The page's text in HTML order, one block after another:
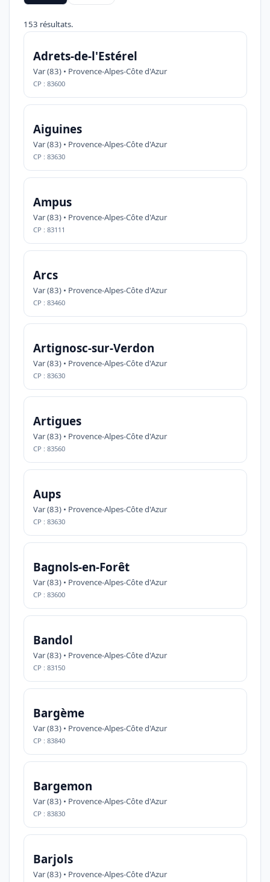
153 résultats.
Adrets-de-l'Estérel
Var (83) • Provence-Alpes-Côte d'Azur
CP : 83600
Aiguines
Var (83) • Provence-Alpes-Côte d'Azur
CP : 83630
Ampus
Var (83) • Provence-Alpes-Côte d'Azur
CP : 83111
Arcs
Var (83) • Provence-Alpes-Côte d'Azur
CP : 83460
Artignosc-sur-Verdon
Var (83) • Provence-Alpes-Côte d'Azur
CP : 83630
Artigues
Var (83) • Provence-Alpes-Côte d'Azur
CP : 83560
Aups
Var (83) • Provence-Alpes-Côte d'Azur
CP : 83630
Bagnols-en-Forêt
Var (83) • Provence-Alpes-Côte d'Azur
CP : 83600
Bandol
Var (83) • Provence-Alpes-Côte d'Azur
CP : 83150
Bargème
Var (83) • Provence-Alpes-Côte d'Azur
CP : 83840
Bargemon
Var (83) • Provence-Alpes-Côte d'Azur
CP : 83830
Barjols
Var (83) • Provence-Alpes-Côte d'Azur